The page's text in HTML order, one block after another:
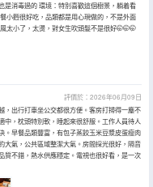
是消毒過的 環境：特別喜歡這個樹景，躺着看
小麪很好吃，品類都是用心現做的，不是外面
太小了，太燙，對女生吹頭髮不是很好🤭🤭🤭
評價於：2026年06月09日
，出行打車坐公交都很方便。客房打掃得一塵不
中，枕頭特別軟，睡起來很舒服。工作人員待人
。早餐品類豐富，有包子蒸餃玉米豆漿皮蛋瘦肉
大氣，公共區域整潔大氣。房間採光很好，隔音
質不錯，熱水供應穩定。電視也很好看，是一次